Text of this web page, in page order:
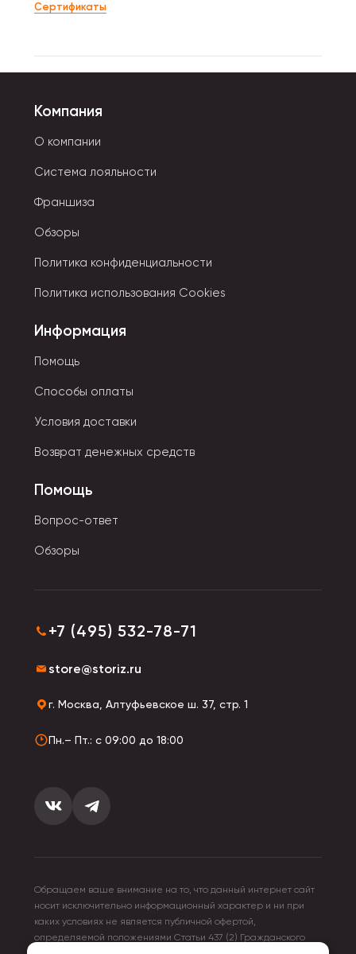
Сертификаты
Компания
О компании
Система лояльности
Франшиза
Обзоры
Политика конфиденциальности
Политика использования Cookies
Информация
Помощь
Способы оплаты
Условия доставки
Возврат денежных средств
Помощь
Вопрос-ответ
Обзоры
+7 (495) 532-78-71
store@storiz.ru
г. Москва, Алтуфьевское ш. 37, стр. 1
Пн.– Пт.: с 09:00 до 18:00
Обращаем ваше внимание на то, что данный интернет сайт
носит исключительно информационный характер и ни при
каких условиях не является публичной офертой,
определяемой положениями Статьи 437 (2) Гражданского